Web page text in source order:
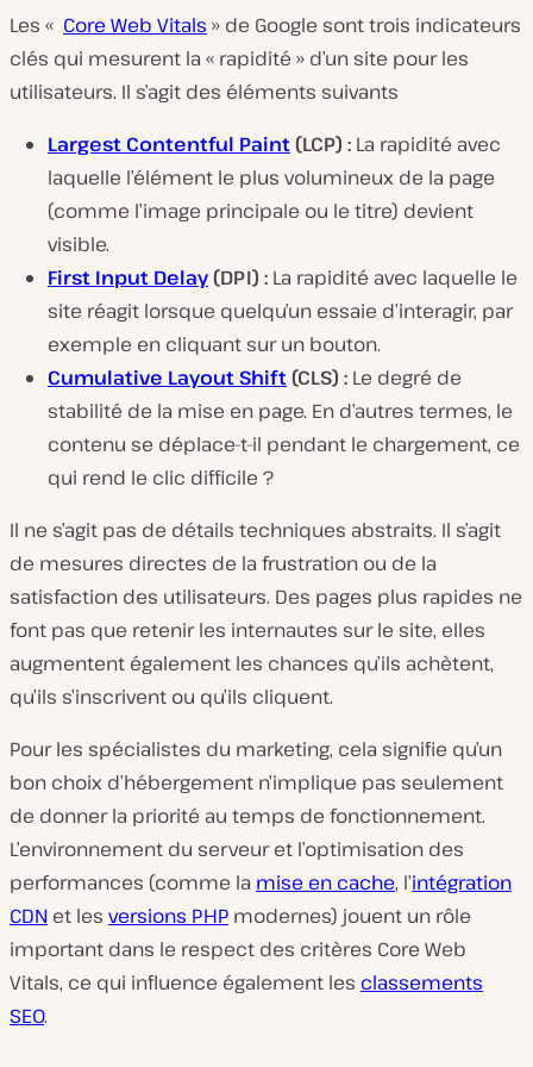
Les « Core Web Vitals » de Google sont trois indicateurs
clés qui mesurent la « rapidité » d’un site pour les
utilisateurs. Il s’agit des éléments suivants
Largest Contentful Paint(LCP) : La rapidité avec
laquelle l’élément le plus volumineux de la page
(comme l’image principale ou le titre) devient
visible.
First Input Delay(DPI) : La rapidité avec laquelle le
site réagit lorsque quelqu’un essaie d’interagir, par
exemple en cliquant sur un bouton.
Cumulative Layout Shift(CLS) : Le degré de
stabilité de la mise en page. En d’autres termes, le
contenu se déplace-t-il pendant le chargement, ce
qui rend le clic difficile ?
Il ne s’agit pas de détails techniques abstraits. Il s’agit
de mesures directes de la frustration ou de la
satisfaction des utilisateurs. Des pages plus rapides ne
font pas que retenir les internautes sur le site, elles
augmentent également les chances qu’ils achètent,
qu’ils s’inscrivent ou qu’ils cliquent.
Pour les spécialistes du marketing, cela signifie qu’un
bon choix d’hébergement n’implique pas seulement
de donner la priorité au temps de fonctionnement.
L’environnement du serveur et l’optimisation des
performances (comme la mise en cache, l’intégration
CDN et les versions PHP modernes) jouent un rôle
important dans le respect des critères Core Web
Vitals, ce qui influence également les classements
SEO.